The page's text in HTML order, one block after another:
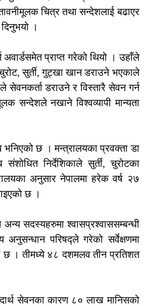
चित्र तथा सन्देशलाई बढाएर
।
प्राप्त गरेको थियो । उहाँले
सुर्ती, गुट्खा खान डराउने भएकाले
डराउने र विस्तारै सेवन गर्न
सन्देशले नखाने विश्वव्यापी मान्यता
भनिएको छ । मन्त्रालयका प्रवक्ता डा
निर्देशिकाले सुर्ती, चुरोटका
अनुसार नेपालमा हरेक वर्ष २७
छ ।
अन्य सदस्यहरुमा श्वासप्रश्वाससम्बन्धी
परिषद्ले गरेको सर्वेक्षणमा
छ । तीमध्ये ४८ दशमलव तीन प्रतिशत
सेवनका कारण ८० लाख मानिसको